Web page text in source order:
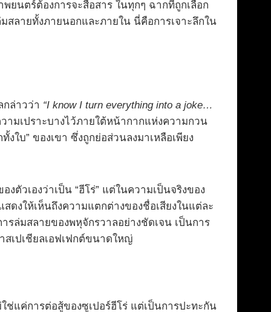
ยนตร์ต้องการจะสื่อสาร ในทุกๆ ฉากที่ถูกเลือก
ลายทั้งภายนอกและภายใน นี่คือการเจาะลึกใน
กล่าวว่า “I know I turn everything into a joke…
มเปราะบางไว้ภายใต้หน้ากากแห่งความกวน
ใบ” ของเขา ซึ่งถูกย่อส่วนลงมาเหลือเพียง
ตัวเองว่าเป็น “ฮีโร่” แต่ในความเป็นจริงของ
ดงให้เห็นถึงความแตกต่างของชื่อเสียงในแต่ละ
รล่มสลายของพหุจักรวาลอย่างชัดเจน เป็นการ
เปเชียลเอฟเฟกต์ขนาดใหญ่
ช่แค่การต่อสู้ของซูเปอร์ฮีโร่ แต่เป็นการปะทะกัน